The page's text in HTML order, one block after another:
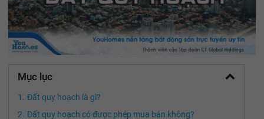
Mục lục
Đất quy hoạch là gì?
Đất quy hoạch có được phép mua bán không?